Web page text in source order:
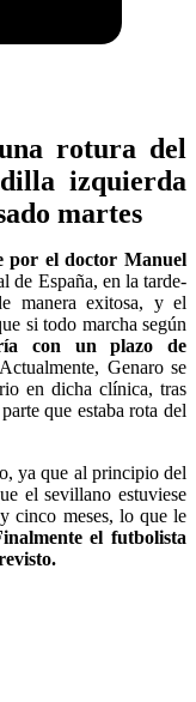
rotura del
izquierda
martes
por el doctor Manuel
de España, en la tarde-
manera exitosa, y el
si todo marcha según
con un plazo de
Actualmente, Genaro se
en dicha clínica, tras
que estaba rota del
ya que al principio del
el sevillano estuviese
cinco meses, lo que le
el futbolista